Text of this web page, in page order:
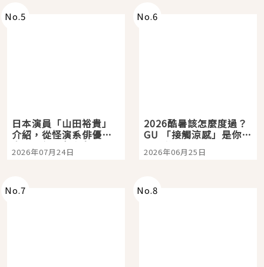
No.5
日本演員「山田裕貴」
介紹，從怪演系俳優走
向國民級日劇主角
2026年07月24日
No.6
2026酷暑該怎麼度過？
GU 「接觸涼感」是你的
夏日救星
2026年06月25日
No.7 No.8